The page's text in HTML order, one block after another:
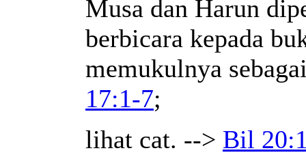
Musa dan Harun
berbicara kepada
memukulnya
17:1-7;
lihat cat. --> Bil